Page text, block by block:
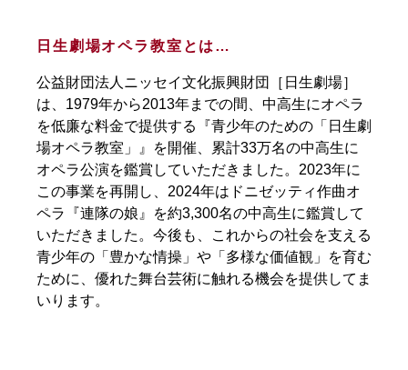
日生劇場オペラ教室とは…
公益財団法人ニッセイ文化振興財団［日生劇場］
は、1979年から2013年までの間、中高生にオペラ
を低廉な料金で提供する『青少年のための「日生劇
場オペラ教室」』を開催、累計33万名の中高生に
オペラ公演を鑑賞していただきました。2023年に
この事業を再開し、2024年はドニゼッティ作曲オ
ペラ『連隊の娘』を約3,300名の中高生に鑑賞して
いただきました。今後も、これからの社会を支える
青少年の「豊かな情操」や「多様な価値観」を育む
ために、優れた舞台芸術に触れる機会を提供してま
いります。